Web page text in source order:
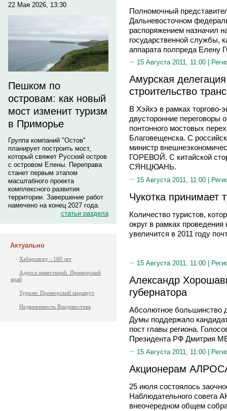
22 Мая 2026, 13:30
Пешком по
островам: как новый
мост изменит туризм
в Приморье
Группа компаний "Остов"
планирует построить мост,
который свяжет Русский остров
с островом Елены. Переправа
станет первым этапом
масштабного проекта
комплексного развития
территории. Завершение работ
намечено на конец 2027 года.
статьи раздела
Актуально
Хабаровску - 160 лет
Адреса инвестиций. Приморский
край
Туризм: Приморский маршрут
Недвижимость Владивостока
Полномочный
Дальневосточном
распоряжением назначил
государственной службы,
аппарата полпреда
15 Августа 2011, 11:00 |
Амурская
строительство
В Хэйхэ в рамках торгово-
двусторонние переговоры
понтонного мостовых
Благовещенска. С
министр
ГОРЕВОЙ. С китайской
СЯНЦЮАНЬ.
15 Августа 2011, 11:00 |
Чукотка принимает
Количество туристов,
округ в рамках
увеличится в 2011 году
15 Августа 2011, 11:00 |
Александр
губернатора
Абсолютное большинство
Думы поддержало
пост главы региона.
Президента РФ Дмитрия
15 Августа 2011, 11:00 |
Акционерам
25 июля состоялось
Наблюдательного совета
внеочередном общем